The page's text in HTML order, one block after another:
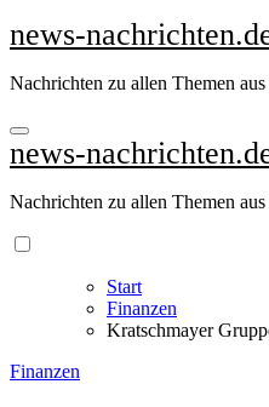
news-
Nachrichten zu allen Themen
news-
Nachrichten zu allen Themen
Start
Finanzen
Kratschmayer
Finanzen